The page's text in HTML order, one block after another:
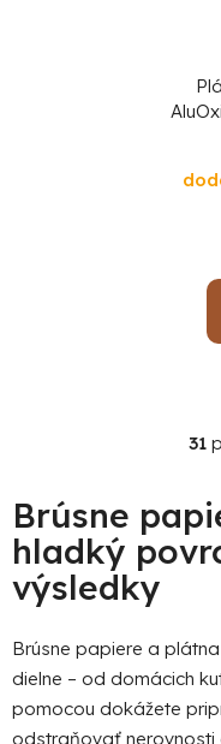
31
Brúsne
hladký
výsledky
Brúsne papiere a
dielne – od domácich
pomocou dokážete
odstraňovať